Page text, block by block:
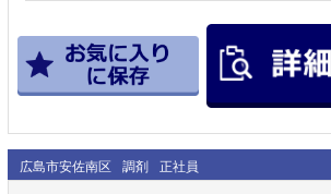
広島市安佐南区 調剤 正社員